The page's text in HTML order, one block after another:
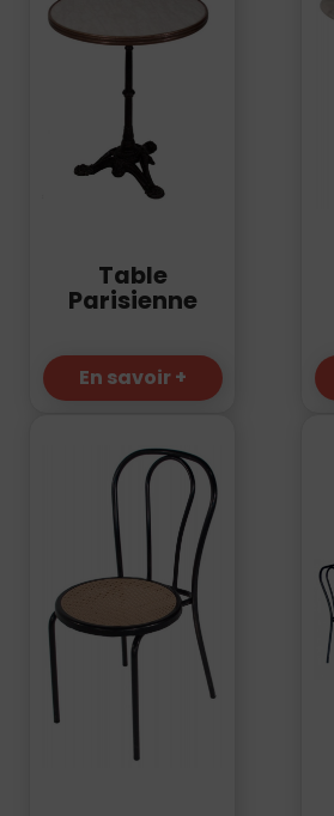
Table
Parisienne
En savoir +